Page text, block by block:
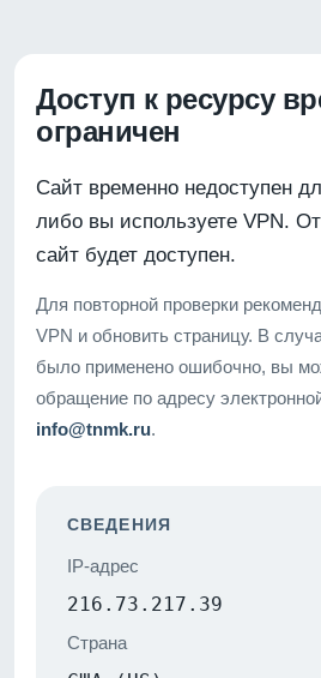
Доступ к ресурсу
ограничен
Сайт временно недоступен
либо вы используете VPN.
сайт будет доступен.
Для повторной проверки
VPN и обновить страницу. В
было применено ошибочно, вы
обращение по адресу
info@tnmk.ru.
СВЕДЕНИЯ
IP-адрес
216.73.217.39
Страна